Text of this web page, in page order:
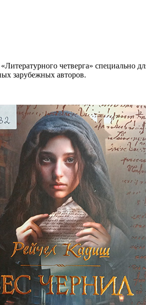
четверга» специально
зарубежных авторов.